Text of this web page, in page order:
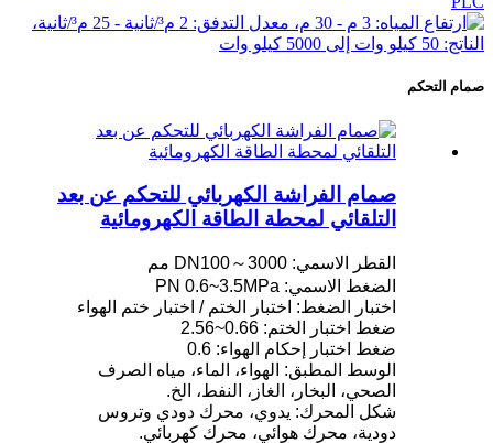
صمام التحكم
صمام الفراشة الكهربائي للتحكم عن بعد
التلقائي لمحطة الطاقة الكهرومائية
القطر الاسمي: DN100～3000 مم
الضغط الاسمي: PN 0.6~3.5MPa
اختبار الضغط: اختبار الختم / اختبار ختم الهواء
ضغط اختبار الختم: 0.66~2.56
ضغط اختبار إحكام الهواء: 0.6
الوسط المطبق: الهواء، الماء، مياه الصرف
الصحي، البخار، الغاز، النفط، الخ.
شكل المحرك: يدوي، محرك دودي وتروس
دودية، محرك هوائي، محرك كهربائي.